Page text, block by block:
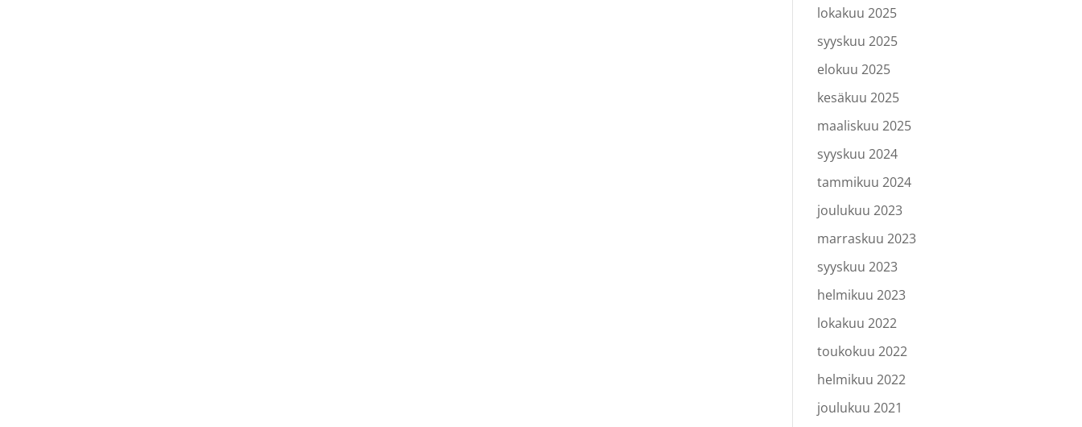
lokakuu 2025
syyskuu 2025
elokuu 2025
kesäkuu 2025
maaliskuu 2025
syyskuu 2024
tammikuu 2024
joulukuu 2023
marraskuu 2023
syyskuu 2023
helmikuu 2023
lokakuu 2022
toukokuu 2022
helmikuu 2022
joulukuu 2021